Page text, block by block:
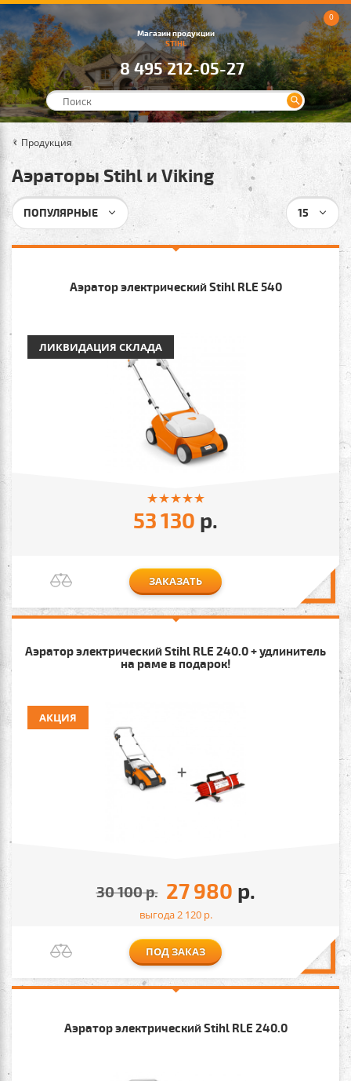
Магазин продукции
STIHL
8 495 212-05-27
0
Продукция
Аэраторы Stihl и Viking
ПОПУЛЯРНЫЕ 15
Аэратор электрический Stihl RLE 540
ЛИКВИДАЦИЯ СКЛАДА
53 130 р.
ЗАКАЗАТЬ
Аэратор электрический Stihl RLE 240.0 + удлинитель
на раме в подарок!
АКЦИЯ
30 100р. 27 980 р.
выгода 2 120р.
ПОД ЗАКАЗ
Аэратор электрический Stihl RLE 240.0